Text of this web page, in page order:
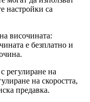
настройки са
височината:
е безплатно и
регулиране на
на скоростта,
предавка.